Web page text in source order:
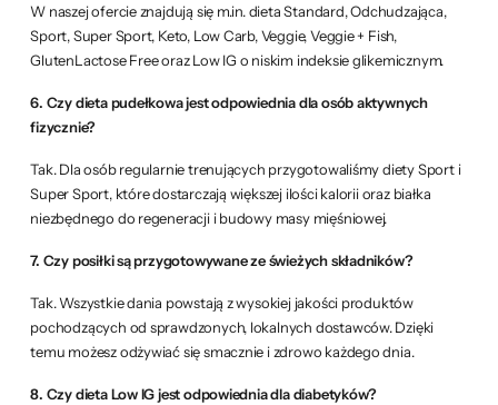
W naszej ofercie znajdują się m.in. dieta Standard, Odchudzająca,
Sport, Super Sport, Keto, Low Carb, Veggie, Veggie + Fish,
GlutenLactose Free oraz Low IG o niskim indeksie glikemicznym.
6. Czy dieta pudełkowa jest odpowiednia dla osób aktywnych
fizycznie?
Tak. Dla osób regularnie trenujących przygotowaliśmy diety Sport i
Super Sport, które dostarczają większej ilości kalorii oraz białka
niezbędnego do regeneracji i budowy masy mięśniowej.
7. Czy posiłki są przygotowywane ze świeżych składników?
Tak. Wszystkie dania powstają z wysokiej jakości produktów
pochodzących od sprawdzonych, lokalnych dostawców. Dzięki
temu możesz odżywiać się smacznie i zdrowo każdego dnia.
8. Czy dieta Low IG jest odpowiednia dla diabetyków?